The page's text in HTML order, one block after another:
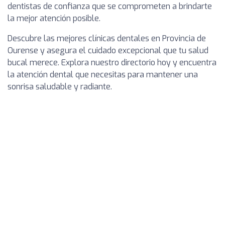
dentistas de confianza que se comprometen a brindarte
la mejor atención posible.
Descubre las mejores clínicas dentales en Provincia de
Ourense y asegura el cuidado excepcional que tu salud
bucal merece. Explora nuestro directorio hoy y encuentra
la atención dental que necesitas para mantener una
sonrisa saludable y radiante.